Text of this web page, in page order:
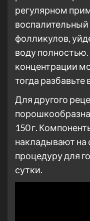
регулярном
фолликулов,
воду
концентрации
тогда разбавьте
Для другого
150 г.
накладывают на
процедуру для
сутки.